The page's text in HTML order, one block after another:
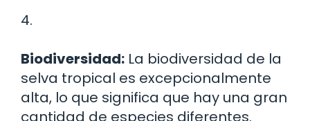
4.
Biodiversidad: La biodiversidad de la
selva tropical es excepcionalmente
alta, lo que significa que hay una gran
cantidad de especies diferentes.